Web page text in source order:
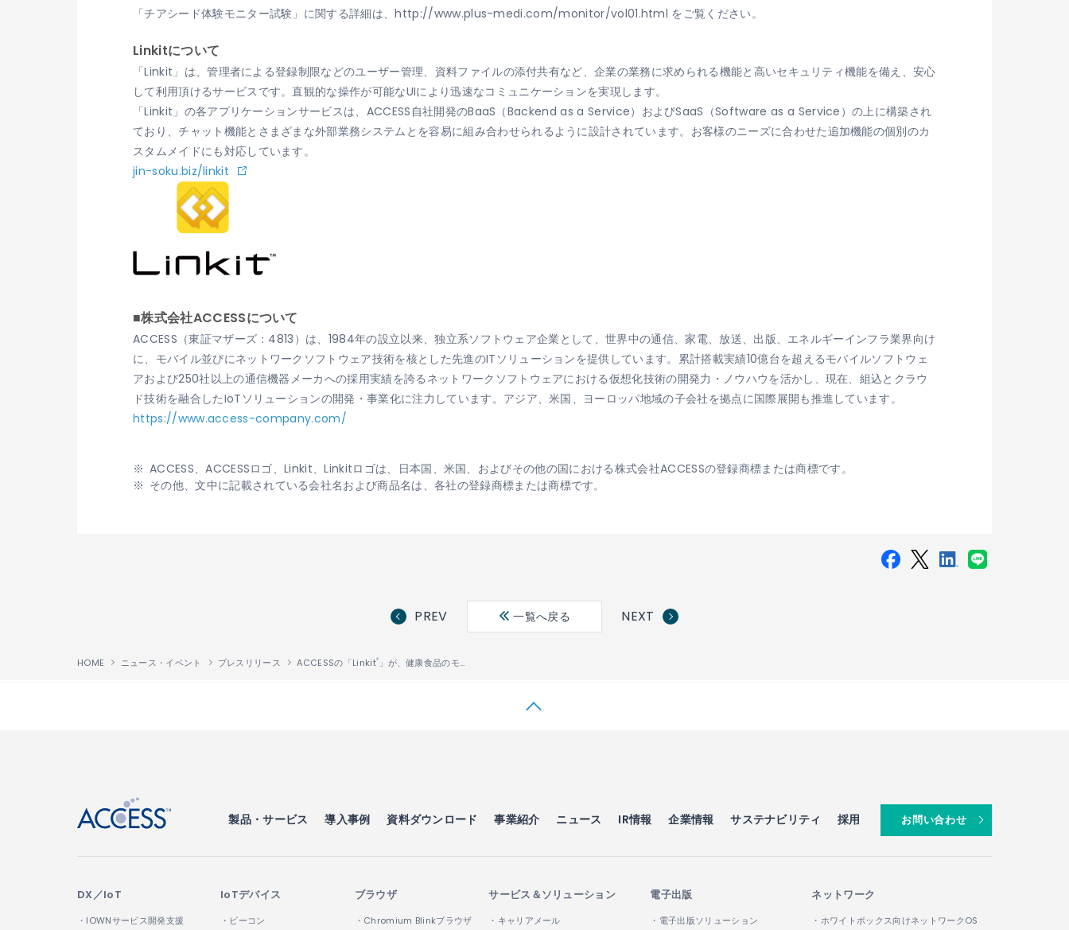
「チアシード体験モニター試験」に関する詳細は、http://www.plus-medi.com/monitor/vol01.html をご覧ください。
Linkitについて
「Linkit」は、管理者による登録制限などのユーザー管理、資料ファイルの添付共有など、企業の業務に求められる機能と高いセキュリティ機能を備え、安心
して利用頂けるサービスです。直観的な操作が可能なUIにより迅速なコミュニケーションを実現します。
「Linkit」の各アプリケーションサービスは、ACCESS自社開発のBaaS（Backend as a Service）およびSaaS（Software as a Service）の上に構築され
ており、チャット機能とさまざまな外部業務システムとを容易に組み合わせられるように設計されています。お客様のニーズに合わせた追加機能の個別のカ
スタムメイドにも対応しています。
jin-soku.biz/linkit
■株式会社ACCESSについて
ACCESS（東証マザーズ：4813）は、1984年の設立以来、独立系ソフトウェア企業として、世界中の通信、家電、放送、出版、エネルギーインフラ業界向け
に、モバイル並びにネットワークソフトウェア技術を核とした先進のITソリューションを提供しています。累計搭載実績10億台を超えるモバイルソフトウェ
アおよび250社以上の通信機器メーカへの採用実績を誇るネットワークソフトウェアにおける仮想化技術の開発力・ノウハウを活かし、現在、組込とクラウ
ド技術を融合したIoTソリューションの開発・事業化に注力しています。アジア、米国、ヨーロッパ地域の子会社を拠点に国際展開も推進しています。
https://www.access-company.com/
ACCESS、ACCESSロゴ、Linkit、Linkitロゴは、日本国、米国、およびその他の国における株式会社ACCESSの登録商標または商標です。
その他、文中に記載されている会社名および商品名は、各社の登録商標または商標です。
PREV 一覧へ戻る NEXT
HOME ニュース・イベント プレスリリース ACCESSの「Linkit® 」が、健康食品のモニターと店舗スタッフの コミュニケーションを支援
製品・サービス 導入事例 資料ダウンロード 事業紹介 ニュース IR情報 企業情報 サステナビリティ 採用 お問い合わせ
DX／IoT
・IOWNサービス開発支援
IoTデバイス
・ビーコン
ブラウザ
・Chromium Blinkブラウザ
サービス＆ソリューション
・キャリアメール
電子出版
・電子出版ソリューション
ネットワーク
・ホワイトボックス向けネットワークOS